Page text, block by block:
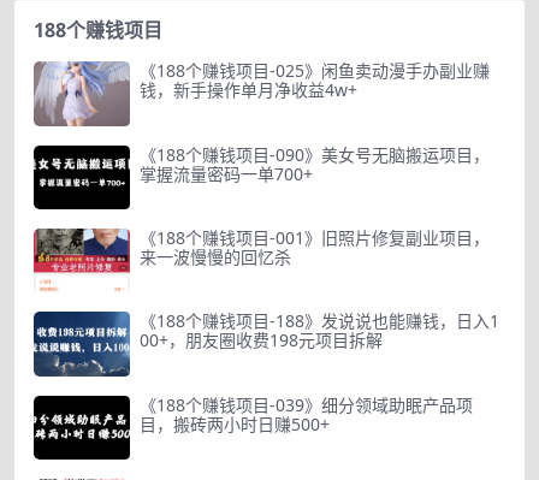
188个赚钱项目
《188个赚钱项目-025》闲鱼卖动漫手办副业赚
钱，新手操作单月净收益4w+
《188个赚钱项目-090》美女号无脑搬运项目，
掌握流量密码一单700+
《188个赚钱项目-001》旧照片修复副业项目，
来一波慢慢的回忆杀
《188个赚钱项目-188》发说说也能赚钱，日入1
00+，朋友圈收费198元项目拆解
《188个赚钱项目-039》细分领域助眠产品项
目，搬砖两小时日赚500+